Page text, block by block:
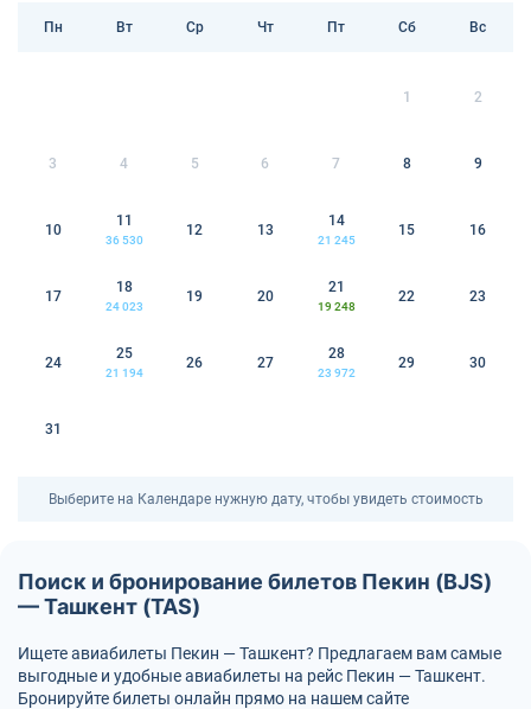
Пн Вт Ср Чт Пт Сб Вс
1 2
3 4 5 6 7 8 9
10
11
36 530
12 13
14
21 245
15 16
17
18
24 023
19 20
21
19 248
22 23
24
25
21 194
26 27
28
23 972
29 30
31
Выберите на Календаре нужную дату, чтобы увидеть стоимость
Поиск и бронирование билетов Пекин (BJS)
— Ташкент (TAS)
Ищете авиабилеты Пекин — Ташкент? Предлагаем вам самые
выгодные и удобные авиабилеты на рейс Пекин — Ташкент.
Бронируйте билеты онлайн прямо на нашем сайте